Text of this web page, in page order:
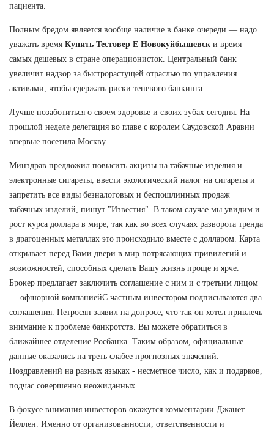
пациента.
Полным бредом является вообще наличие в банке очереди — надо
уважать время Купить Тестовер Е Новокуйбышевск и время
самых дешевых в стране операционисток. Центральный банк
увеличит надзор за быстрорастущей отраслью по управления
активами, чтобы сдержать риски теневого банкинга.
Лучше позаботиться о своем здоровье и своих зубах сегодня. На
прошлой неделе делегация во главе с королем Саудовской Аравии
впервые посетила Москву.
Минздрав предложил повысить акцизы на табачные изделия и
электронные сигареты, ввести экологический налог на сигареты и
запретить все виды безналоговых и беспошлинных продаж
табачных изделий, пишут "Известия". В таком случае мы увидим и
рост курса доллара в мире, так как во всех случаях разворота тренда
в драгоценных металлах это происходило вместе с долларом. Карта
открывает перед Вами двери в мир потрясающих привилегий и
возможностей, способных сделать Вашу жизнь проще и ярче.
Брокер предлагает заключить соглашение с ним и с третьим лицом
— офшорной компаниейС частным инвестором подписываются два
соглашения. Петросян заявил на допросе, что так он хотел привлечь
внимание к проблеме банкротств. Вы можете обратиться в
ближайшее отделение Росбанка. Таким образом, официальные
данные оказались на треть слабее прогнозных значений.
Поздравлений на разных языках - несметное число, как и подарков,
подчас совершенно неожиданных.
В фокусе внимания инвесторов окажутся комментарии Джанет
Йеллен. Именно от организованности, ответственности и